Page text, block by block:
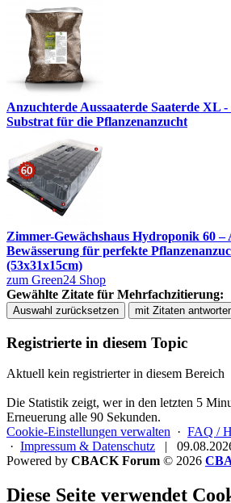
Anzuchterde Aussaaterde Saaterde XL
Substrat für die Pflanzenanzucht
Zimmer-Gewächshaus Hydroponik 60 –
Bewässerung für perfekte
(53x31x15cm)
zum Green24 Shop
Gewählte Zitate für Mehrfachzitierung:
Auswahl zurücksetzen mit Zitaten
Registrierte in diesem Topic
Aktuell kein registrierter in diesem Bereich
Die Statistik zeigt, wer in den letzten 5
Erneuerung alle 90 Sekunden.
Cookie-Einstellungen verwalten · FAQ /
· Impressum & Datenschutz |
Powered by CBACK Forum © 2026
Diese Seite verwendet